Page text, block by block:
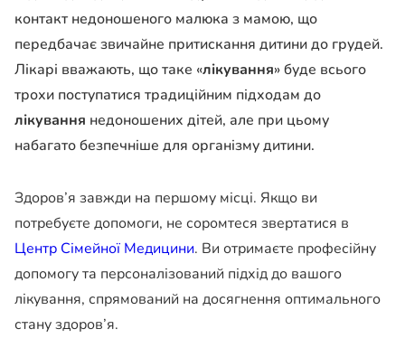
контакт недоношеного малюка з мамою, що
передбачає звичайне притискання дитини до грудей.
Лікарі вважають, що таке «лікування» буде всього
трохи поступатися традиційним підходам до
лікування недоношених дітей, але при цьому
набагато безпечніше для організму дитини.
Здоров’я завжди на першому місці. Якщо ви
потребуєте допомоги, не соромтеся звертатися в
Центр Сімейної Медицини. Ви отримаєте професійну
допомогу та персоналізований підхід до вашого
лікування, спрямований на досягнення оптимального
стану здоров’я.